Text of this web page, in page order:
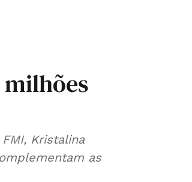
milhões
Kristalina
as